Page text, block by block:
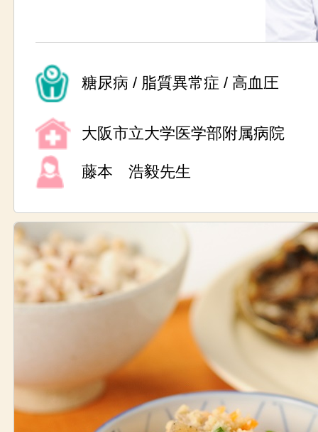
糖尿病 / 脂質異常症 / 高血圧
大阪市立大学医学部附属病院
藤本 浩毅先生